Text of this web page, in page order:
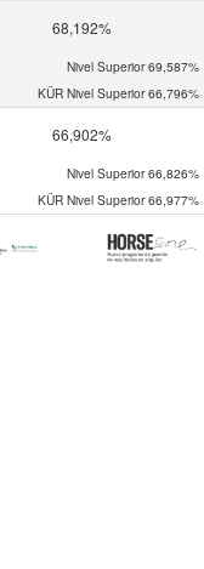
68,192%
Nivel Superior 69,587%
KÜR Nivel Superior 66,796%
66,902%
Nivel Superior 66,826%
KÜR Nivel Superior 66,977%